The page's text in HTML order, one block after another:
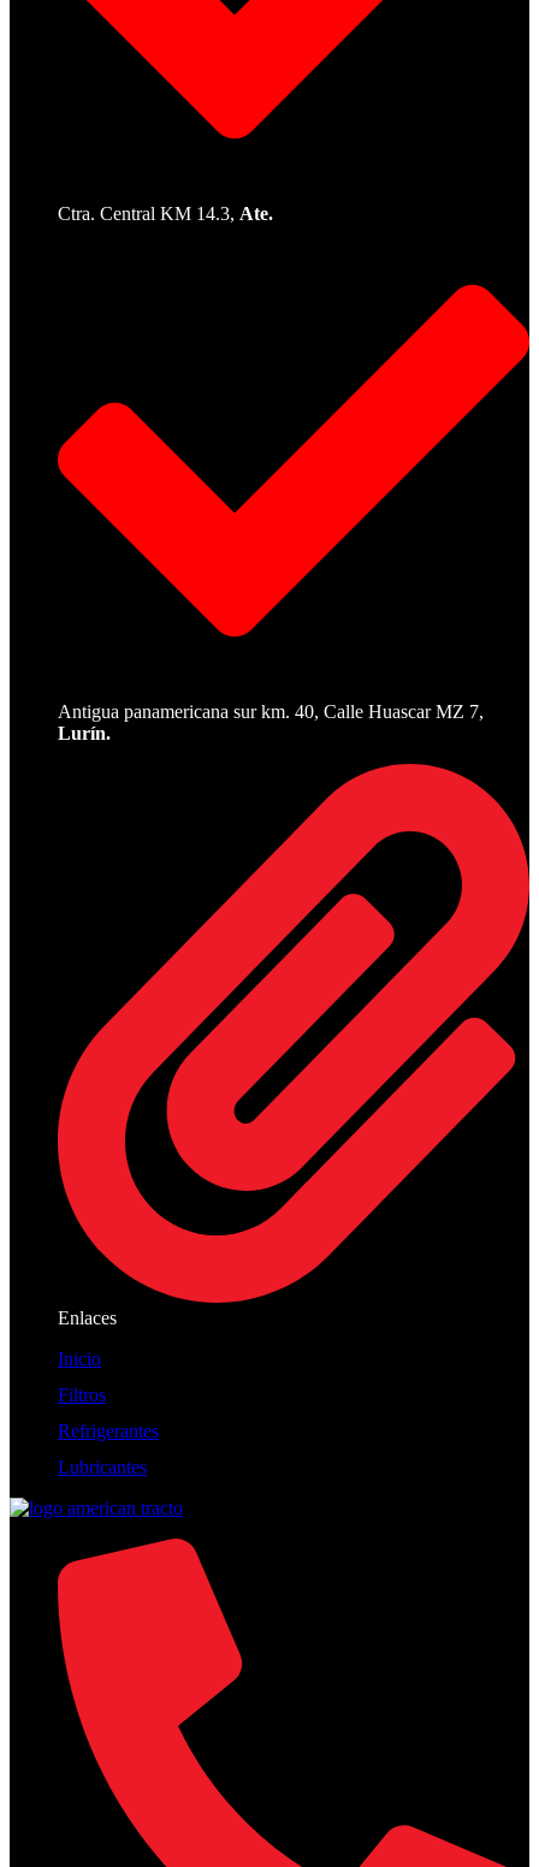
Ctra. Central KM 14.3, Ate.
Antigua panamericana sur km. 40, Calle Huascar MZ 7,
Lurín.
Enlaces
Inicio
Filtros
Refrigerantes
Lubricantes